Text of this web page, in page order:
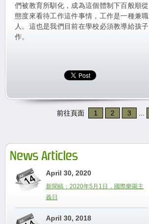
們被教育所馴化，成為這個體制下百般順
態度來看待工作這件事情，工作是一種兼
人。這也是我們目前在學校必須教導給孩
作。
前往頁面 1 2 3 ...
News Articles
April 30, 2020
新聞稿：2020年5月1日，國際樂園主
義日
April 30, 2018